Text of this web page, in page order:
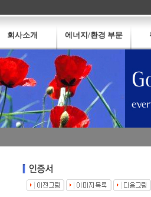
회사소개 에너지/환경 부문